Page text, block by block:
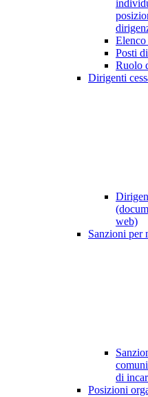
Posti
Ruolo
Dirigenti
web)
Sanzioni per
di
Posizioni